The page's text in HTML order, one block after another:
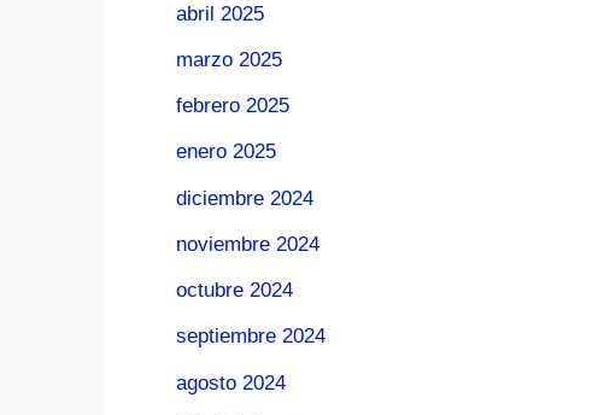
abril 2025
marzo 2025
febrero 2025
enero 2025
diciembre 2024
noviembre 2024
octubre 2024
septiembre 2024
agosto 2024